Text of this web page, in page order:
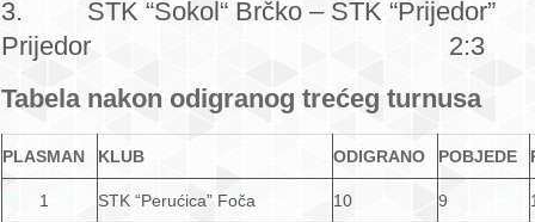
3. STK “Sokol“ Brčko – STK “Priјedor”
Priјedor 2:3
Tabela nakon odigranog trećeg turnusa
PLASMAN KLUB ODIGRANO POBJEDE
1 STK “Perućica” Foča 10 9